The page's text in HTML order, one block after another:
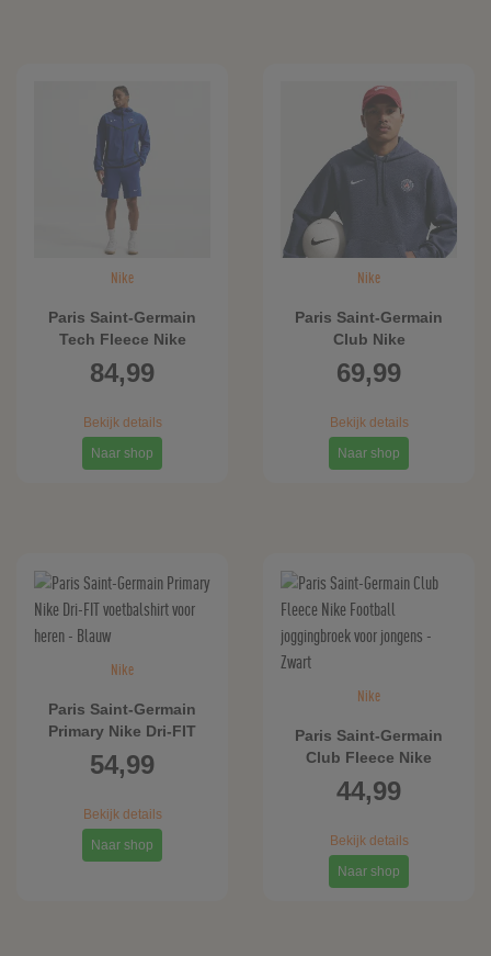
Nike
Paris Saint-Germain
Tech Fleece Nike
voetbalshorts voor
heren - Blauw
84,99
Bekijk details
Naar shop
Nike
Paris Saint-Germain
Club Nike
voetbalhoodie voor
heren - Blauw
69,99
Bekijk details
Naar shop
Nike
Paris Saint-Germain
Primary Nike Dri-FIT
voetbalshirt voor heren
- Blauw
54,99
Bekijk details
Naar shop
Nike
Paris Saint-Germain
Club Fleece Nike
Football joggingbroek
voor jongens - Zwart
44,99
Bekijk details
Naar shop